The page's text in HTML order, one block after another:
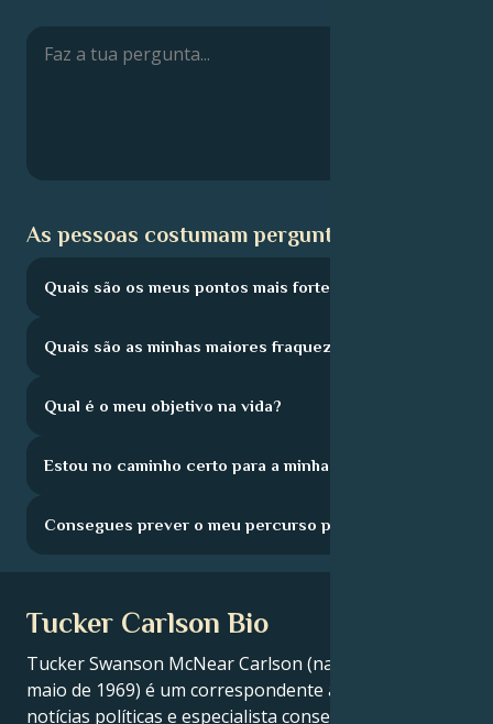
As pessoas costumam perguntar:
Quais são os meus pontos mais fortes?
Quais são as minhas maiores fraquezas?
Qual é o meu objetivo na vida?
Estou no caminho certo para a minha carreira?
Consegues prever o meu percurso profissional?
Tucker Carlson Bio
Tucker Swanson McNear Carlson (nascido a 16 de
maio de 1969) é um correspondente americano de
notícias políticas e especialista conservador do canal